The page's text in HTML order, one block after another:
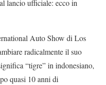
lancio ufficiale: ecco in
Auto Show di Los
radicalmente il suo
“tigre” in indonesiano,
quasi 10 anni di